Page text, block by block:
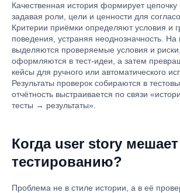
Качественная история формирует цепочку
задавая роли, цели и ценности для
Критерии приёмки определяют условия и
поведения, устраняя неоднозначность. На
выделяются проверяемые условия и
оформляются в тест-идеи, а затем
кейсы для ручного или автоматического
Результаты проверок собираются в
отчётность выстраивается по связи
тесты → результаты».
Когда user story мешает
тестированию?
Проблема не в стиле истории, а в её